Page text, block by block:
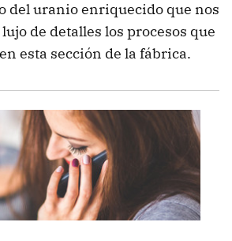
del uranio enriquecido que nos
de detalles los procesos que
esta sección de la fábrica.